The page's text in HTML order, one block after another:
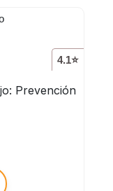
4.1⭐
Prevención